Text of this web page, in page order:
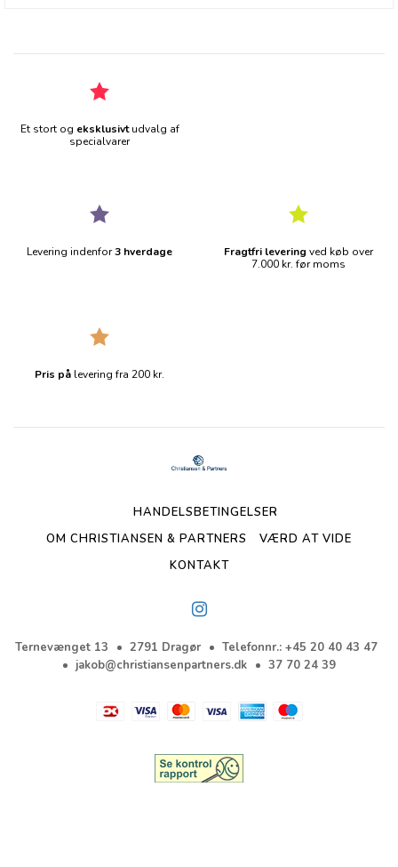
Et stort og eksklusivtudvalg af
specialvarer
Levering indenfor3 hverdage Fragtfri levering ved køb over
7.000 kr. før moms
Pris på levering fra 200 kr.
HANDELSBETINGELSER
OM CHRISTIANSEN & PARTNERS
VÆRD AT VIDE
KONTAKT
Ternevænget 13 2791 Dragør Telefonnr.: +45 20 40 43 47
jakob@christiansenpartners.dk
37 70 24 39